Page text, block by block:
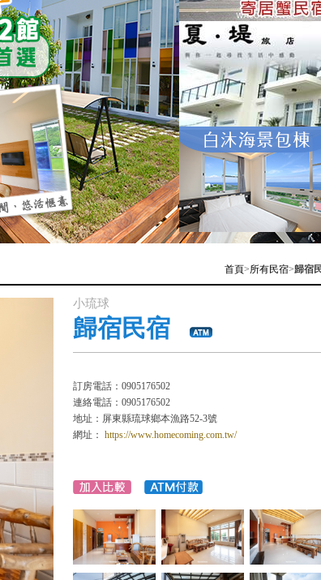
首頁>所有民宿>歸宿
小琉球
歸宿民宿
訂房電話：0905176502
連絡電話：0905176502
地址：屏東縣琉球鄉本漁路52-3號
網址： https://www.homecoming.com.tw/